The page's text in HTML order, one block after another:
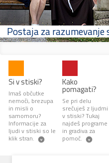
Postaja za razumevanje
Si v stiski?
Imaš občutke
nemoči, brezupa
in misli o
samomoru?
Informacije za
ljudi v stiski so le
klik stran.
Kako
pomagati?
Se pri delu
srečuješ z ljudmi
v stiski? Tukaj
najdeš programe
in gradiva za
pomoč.